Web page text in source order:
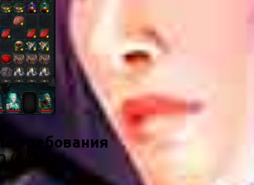
требования
(64bit)